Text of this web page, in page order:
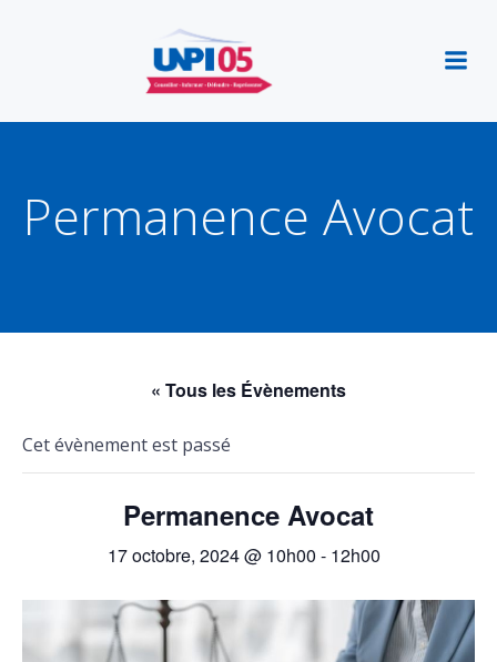
contenu
Permanence Avocat
« Tous les Évènements
Cet évènement est passé
Permanence Avocat
17 octobre, 2024 @ 10h00 - 12h00